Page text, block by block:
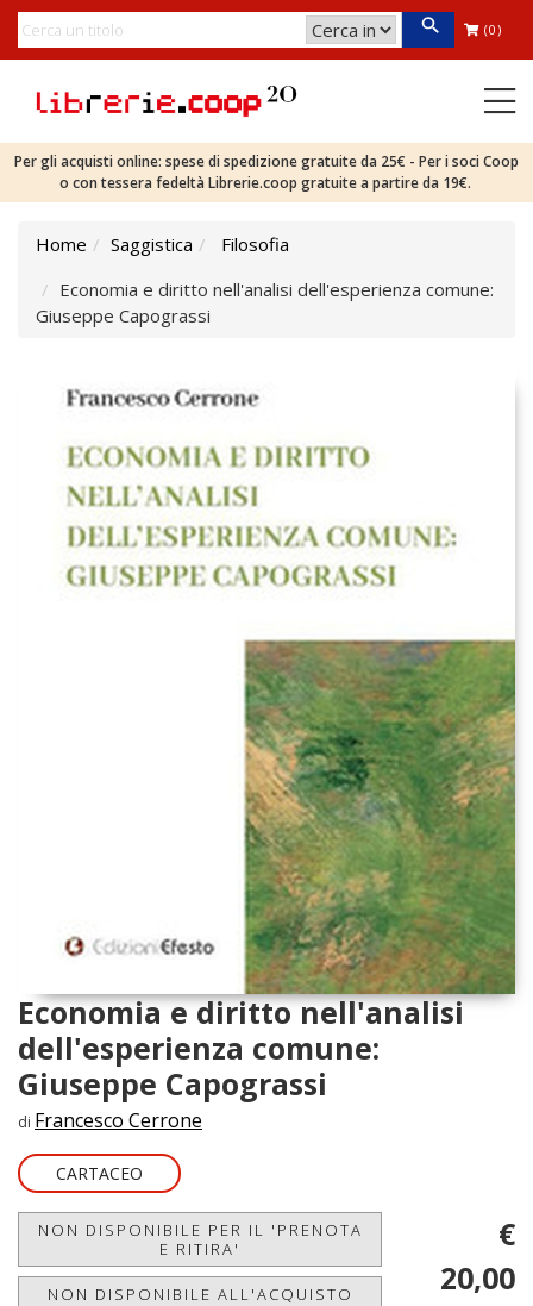
(0)
Per gli acquisti online: spese di spedizione gratuite da 25€ - Per i soci Coop
o con tessera fedeltà Librerie.coop gratuite a partire da 19€.
Home Saggistica
Filosofia
Economia e diritto nell'analisi dell'esperienza comune:
Giuseppe Capograssi
Economia e diritto nell'analisi
dell'esperienza comune:
Giuseppe Capograssi
di Francesco Cerrone
CARTACEO
NON DISPONIBILE PER IL 'PRENOTA
E RITIRA'
NON DISPONIBILE ALL'ACQUISTO
€
20,00